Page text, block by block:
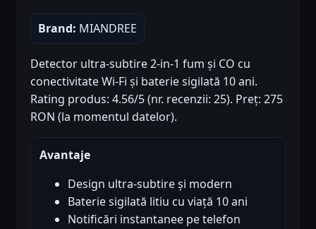
Brand: MIANDREE
Detector ultra-subtire 2-in-1 fum și CO cu
conectivitate Wi-Fi și baterie sigilată 10 ani.
Rating produs: 4.56/5 (nr. recenzii: 25). Preț: 275
RON (la momentul datelor).
Avantaje
Design ultra-subtire și modern
Baterie sigilată litiu cu viață 10 ani
Notificări instantanee pe telefon